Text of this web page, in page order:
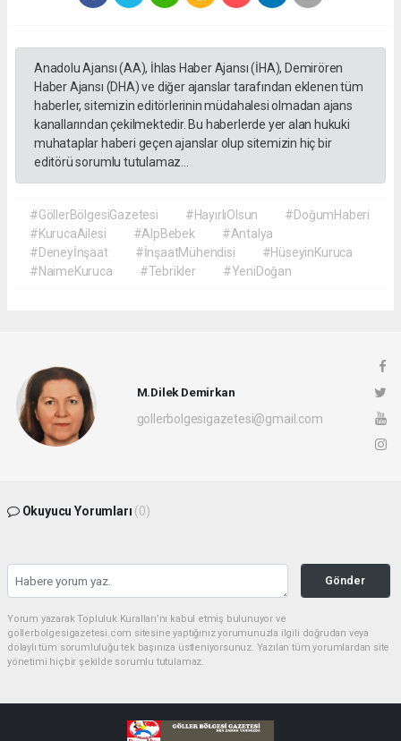
Anadolu Ajansı (AA), İhlas Haber Ajansı (İHA), Demirören
Haber Ajansı (DHA) ve diğer ajanslar tarafından eklenen tüm
haberler, sitemizin editörlerinin müdahalesi olmadan ajans
kanallarından çekilmektedir. Bu haberlerde yer alan hukuki
muhataplar haberi geçen ajanslar olup sitemizin hiç bir
editörü sorumlu tutulamaz...
#GöllerBölgesiGazetesi #HayırlıOlsun
#DoğumHaberi
#KurucaAilesi
#AlpBebek
#Antalya
#Deneyİnşaat
#İnşaatMühendisi
#HüseyinKuruca
#NaimeKuruca
#Tebrikler #YeniDoğan
M.Dilek Demirkan
gollerbolgesigazetesi@gmail.com
Okuyucu Yorumları (0)
Gönder
Yorum yazarak Topluluk Kuralları’nı kabul etmiş bulunuyor ve
gollerbolgesigazetesi.com sitesine yaptığınız yorumunuzla ilgili doğrudan veya
dolaylı tüm sorumluluğu tek başınıza üstleniyorsunuz. Yazılan tüm yorumlardan site
yönetimi hiçbir şekilde sorumlu tutulamaz.